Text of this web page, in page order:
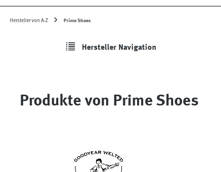
Hersteller von A-Z Prime Shoes
Hersteller Navigation
Produkte von Prime Shoes